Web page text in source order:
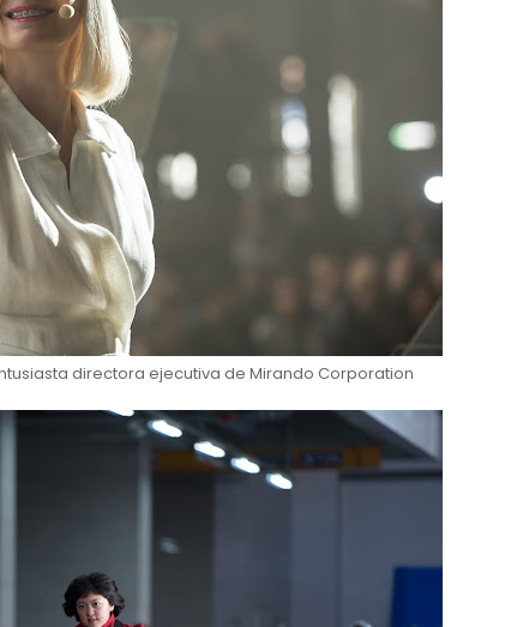
directora ejecutiva de Mirando Corporation